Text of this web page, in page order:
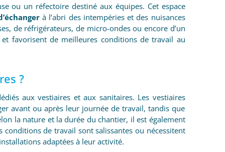
ou un réfectoire destiné aux équipes. Cet espace
à l’abri des intempéries et des nuisances
de réfrigérateurs, de micro-ondes ou encore d’un
favorisent de meilleures conditions de travail au
?
aux vestiaires et aux sanitaires. Les vestiaires
avant ou après leur journée de travail, tandis que
la nature et la durée du chantier, il est également
de travail sont salissantes ou nécessitent
adaptées à leur activité.